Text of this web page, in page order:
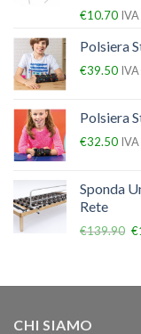
€10.70
Polsiera
€39.50
Polsiera
€32.50
Sponda
Rete
€139.90 €
CHI SIAMO